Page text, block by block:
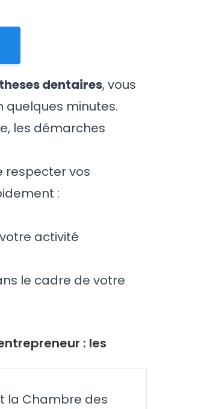
dentaires, vous
minutes.
les démarches
respecter vos
:
activité
le cadre de votre
: les
la Chambre des